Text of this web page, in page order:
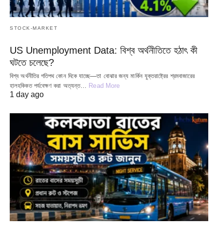
STOCK-MARKET
US Unemployment Data: বিশ্ব অর্থনীতিতে হঠাৎ কী
ঘটতে চলেছে?
বিশ্ব অর্থনীতির গতিপথ কোন দিকে যাচ্ছে—তা বোঝার জন্য মার্কিন যুক্তরাষ্ট্রের শ্রমবাজারের
হালহকিকত পর্যবেক্ষণ করা অত্যন্ত… Read More
1 day ago